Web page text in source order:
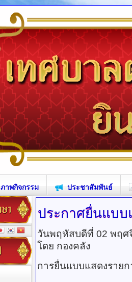
ภาพกิจกรรม ประชาสัมพันธ์
ประกาศยื่นแบบ
วันพฤหัสบดีที่ 02 พฤศ
โดย กองคลัง
การยื่นแบบแสดงราย